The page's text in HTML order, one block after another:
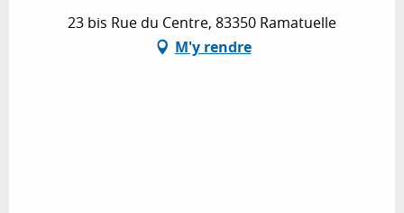
23 bis Rue du Centre, 83350 Ramatuelle
M'y rendre